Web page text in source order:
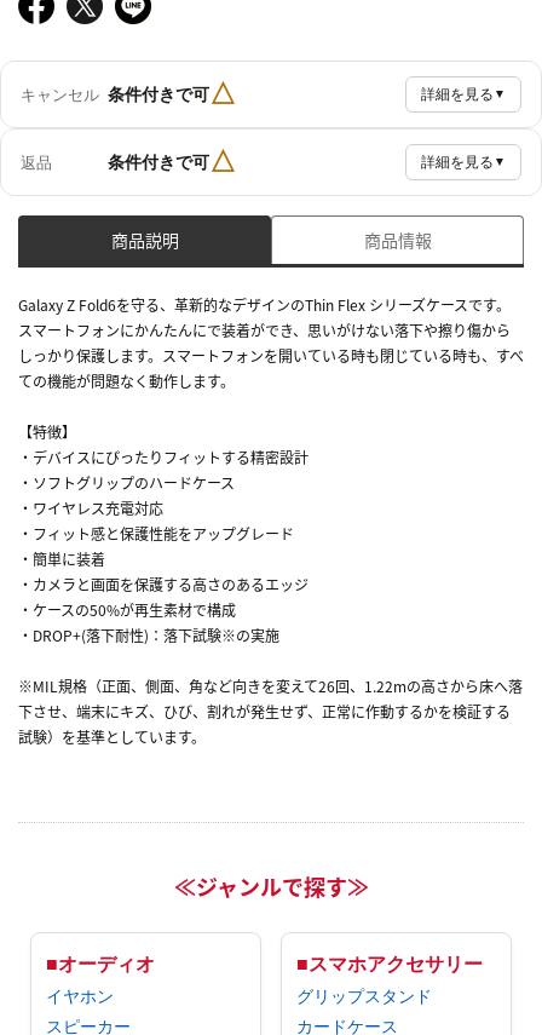
キャンセル 条件付きで可△ 詳細を見る ▼
返品 条件付きで可△ 詳細を見る ▼
商品説明 商品情報
Galaxy Z Fold6を守る、革新的なデザインのThin Flex シリーズケースです。
スマートフォンにかんたんにで装着ができ、思いがけない落下や擦り傷から
しっかり保護します。スマートフォンを開いている時も閉じている時も、すべ
ての機能が問題なく動作します。
【特徴】
・デバイスにぴったりフィットする精密設計
・ソフトグリップのハードケース
・ワイヤレス充電対応
・フィット感と保護性能をアップグレード
・簡単に装着
・カメラと画面を保護する高さのあるエッジ
・ケースの50%が再生素材で構成
・DROP+(落下耐性)：落下試験※の実施
※MIL規格（正面、側面、角など向きを変えて26回、1.22mの高さから床へ落
下させ、端末にキズ、ひび、割れが発生せず、正常に作動するかを検証する
試験）を基準としています。
≪ジャンルで探す≫
■オーディオ
イヤホン
スピーカー
■スマホアクセサリー
グリップスタンド
カードケース